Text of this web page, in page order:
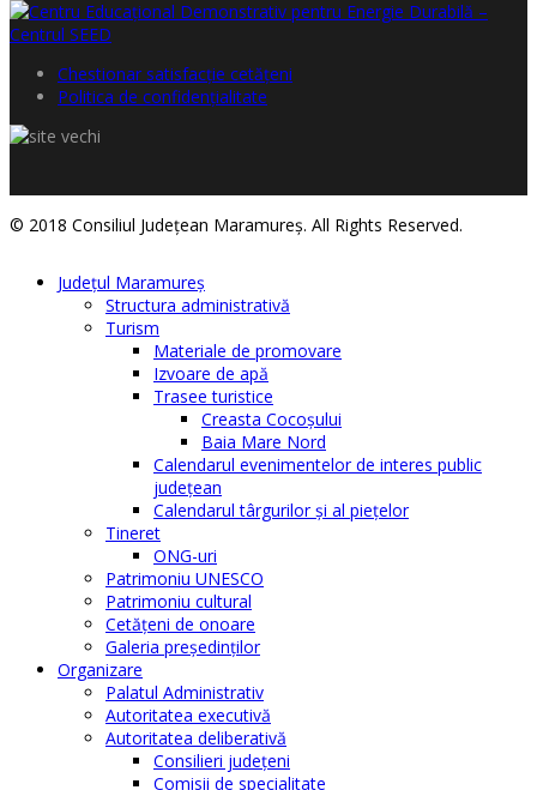
Chestionar satisfacţie cetăţeni
Politica de confidențialitate
© 2018 Consiliul Judeţean Maramureş. All Rights Reserved.
Judeţul Maramureş
Structura administrativă
Turism
Materiale de promovare
Izvoare de apă
Trasee turistice
Creasta Cocoșului
Baia Mare Nord
Calendarul evenimentelor de interes public
judeţean
Calendarul târgurilor şi al pieţelor
Tineret
ONG-uri
Patrimoniu UNESCO
Patrimoniu cultural
Cetăţeni de onoare
Galeria președinților
Organizare
Palatul Administrativ
Autoritatea executivă
Autoritatea deliberativă
Consilieri judeţeni
Comisii de specialitate